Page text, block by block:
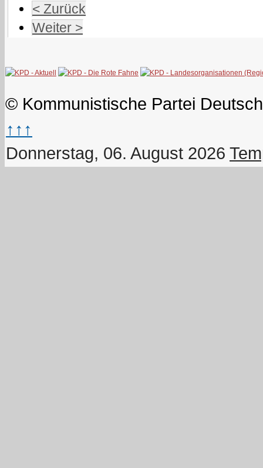
< Zurück
Weiter >
© Kommunistische Partei
↑↑↑
Donnerstag, 06. August 2026